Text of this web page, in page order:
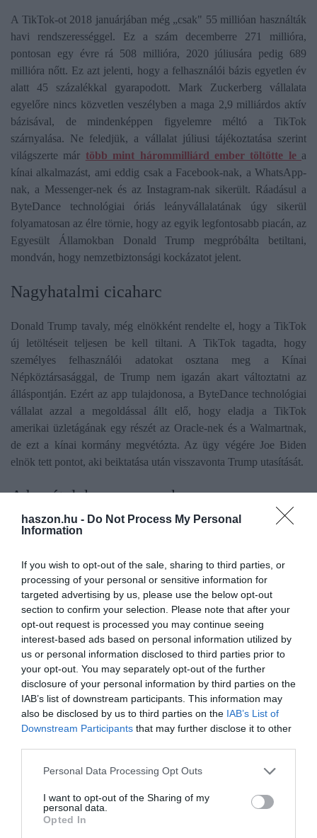
haszon.hu - Do Not Process My Personal
Information
If you wish to opt-out of the sale, sharing to third parties, or
processing of your personal or sensitive information for
targeted advertising by us, please use the below opt-out
section to confirm your selection. Please note that after your
opt-out request is processed you may continue seeing
interest-based ads based on personal information utilized by
us or personal information disclosed to third parties prior to
your opt-out. You may separately opt-out of the further
disclosure of your personal information by third parties on the
IAB’s list of downstream participants. This information may
also be disclosed by us to third parties on the IAB’s List of
Downstream Participants that may further disclose it to other
Please note that this website/app uses one or more Google
not limited to your visit or usage behaviour. You may click to
grant or deny consent to Google and its third-party tags to
use your data for below specified purposes in below Google
Personal Data Processing Opt Outs
I want to opt-out of the Sharing of my
personal data.
Opted In
A TikTok-ot 2018 januárjában még „csak" 55 millióan használták
havi rendszerességgel. Ez a szám decemberre 271 millióra,
pontosan egy évre rá 508 millióra, 2020 júliusára pedig 689
millióra nőtt. Ez azt jelenti, hogy a felhasználói bázis egyetlen év
alatt 45 százalékkal gyarapodott. Mark Zuckerberg vállalata
egyelőre nincs közvetlen veszélyben a maga 2,9 milliárdos aktív
bázisával, de mindenképpen figyelemre méltó a TikTok
szárnyalása. Ne feledjük, a vállalat júliusi tájékoztatása szerint
világszerte már több mint hárommilliárd ember töltötte le a
kínai alkalmazást, ami eddig csak a Facebook-nak, a WhatsApp-
nak, a Messenger-nek és az Instagram-nak sikerült. Ráadásul a
ByteDance technológiai óriás leányvállalatának úgy sikerül
folyamatosan az élre törnie, hogy az egyik legfontosabb piacán, az
Egyesült Államokban Donald Trump megpróbálta betiltani,
mondván, hogy nemzetbiztonsági kockázatot jelent.
Nagyhatalmi cicaharc
Donald Trump tavaly, még elnökként rendelte el, hogy a TikTok
új letöltéseit teljesen be kell tiltani. A TikTok tagadta, hogy
személyes felhasználói adatokat osztana meg a Kínai
Népköztársasággal, de Trump nem igazán akart változtatni az
álláspontján. Ezért az app tulajdonosa, a ByteDance technológiai
vállalat azzal a megoldással állt elő, hogy eladja a TikTok
amerikai üzletágának egy részét az Oracle-nek és a Walmartnak,
de ezt a kínai kormány megvétózta. Az ügy végére Joe Biden
elnök tett pontot, aki beiktatása után visszavonta Trump utasítását.
A bevételek sem rosszak
2021 második negyedévében a felhasználók összesen 534,6 millió
2020 második negyedévéhez képest 39 százalékos növekedést
jelent. Így a TikTok globális bruttó bevétele meghaladta a 2,5
milliárd dollárt (755 milliárd forint). Ez eddig csak a Tinder-nek, a
YouTube-nak, a Netflix-nek és a Tencent Videonak sikerült.
tiktok rekord facebook trónfosztás
aktív felhasználói bázis